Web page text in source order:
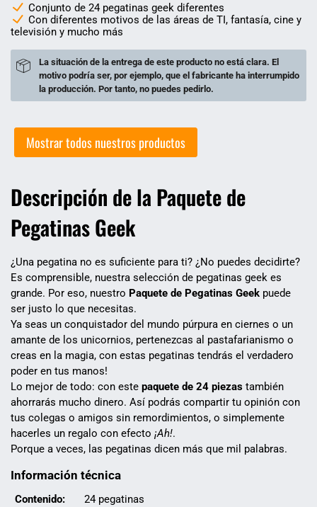
Conjunto de 24 pegatinas geek diferentes
Con diferentes motivos de las áreas de TI, fantasía, cine y
televisión y mucho más
La situación de la entrega de este producto no está clara. El
motivo podría ser, por ejemplo, que el fabricante ha interrumpido
la producción. Por tanto, no puedes pedirlo.
Mostrar todos nuestros productos
Descripción de la Paquete de
Pegatinas Geek
¿Una pegatina no es suficiente para ti? ¿No puedes decidirte?
Es comprensible, nuestra selección de pegatinas geek es
grande. Por eso, nuestro Paquete de Pegatinas Geek puede
ser justo lo que necesitas.
Ya seas un conquistador del mundo púrpura en ciernes o un
amante de los unicornios, pertenezcas al pastafarianismo o
creas en la magia, con estas pegatinas tendrás el verdadero
poder en tus manos!
Lo mejor de todo: con este paquete de 24 piezas también
ahorrarás mucho dinero. Así podrás compartir tu opinión con
tus colegas o amigos sin remordimientos, o simplemente
hacerles un regalo con efecto ¡Ah!.
Porque a veces, las pegatinas dicen más que mil palabras.
Información técnica
Contenido:
24 pegatinas